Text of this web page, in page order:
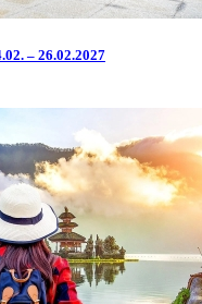
– 26.02.2027